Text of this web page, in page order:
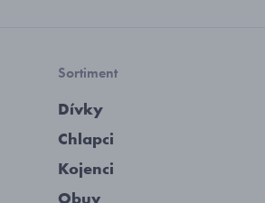
Sortiment
Dívky
Chlapci
Kojenci
Obuv